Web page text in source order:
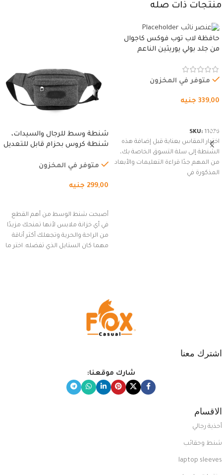
منتجات ذات صله
حافظة لاب توب فوكس كاجوال
من جلد بولي يوريثين الناعم
وسوستة.
متوفر في المخزون
339,00 جنيه
SKU: 11076
اختيار المقاس بعناية قبل إضافة هذه
الشنطة إلى سلة التسوق الخاصة بك،
من المهم جدًا قراءة التعليمات والأبعاد
المذكورة في
شنطة وسط للرجال والسيدات،
شنطة كروس بحزام قابل للتعديل
السفر، الجري العادي، المشي
(رمادي)
متوفر في المخزون
299,00 جنيه
أصبحت شنط الوسط من أهم القطع
في أي خزانة ملابس لأنها تمنحك مزيدًا
من الراحة والحرية وتجعلك أكثر أناقة
مهما كان الستايل الذي تفضله. اختر ما
اشترك معنا
شارك موقعنا:
الاقسام
أحذية رجالي
شنط وحقائب
laptop sleeves